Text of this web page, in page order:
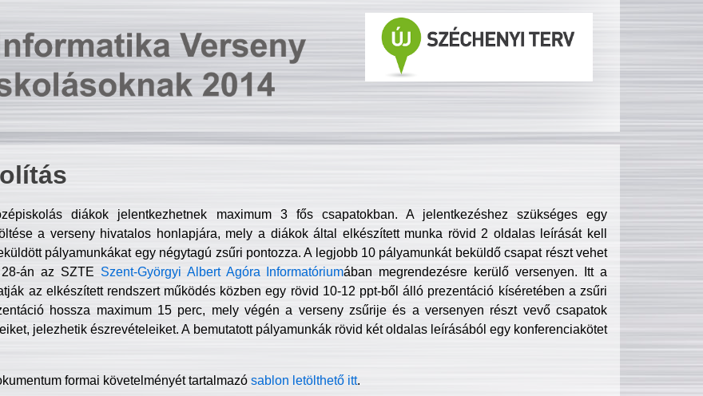
diákok jelentkezhetnek maximum 3 fős csapatokban. A jelentkezéshez szükséges egy
a verseny hivatalos honlapjára, mely a diákok által elkészített munka rövid 2 oldalas leírását kell
pályamunkákat egy négytagú zsűri pontozza. A legjobb 10 pályamunkát beküldő csapat részt vehet
án az SZTE Szent-Györgyi Albert Agóra Informatóriumában megrendezésre kerülő versenyen. Itt a
az elkészített rendszert működés közben egy rövid 10-12 ppt-ből álló prezentáció kíséretében a zsűri
hossza maximum 15 perc, mely végén a verseny zsűrije és a versenyen részt vevő csapatok
jelezhetik észrevételeiket. A bemutatott pályamunkák rövid két oldalas leírásából egy konferenciakötet
formai követelményét tartalmazósablon letölthető itt.